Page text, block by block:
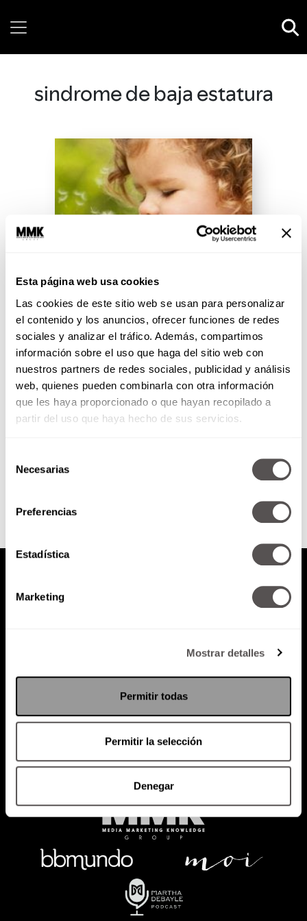
Esta página web usa cookies
Las cookies de este sitio web se usan para personalizar
el contenido y los anuncios, ofrecer funciones de redes
sociales y analizar el tráfico. Además, compartimos
información sobre el uso que haga del sitio web con
nuestros partners de redes sociales, publicidad y análisis
web, quienes pueden combinarla con otra información
que les haya proporcionado o que hayan recopilado a
partir del uso que haya hecho de sus servicios.
Necesarias
Preferencias
Estadística
Marketing
Mostrar detalles
Permitir todas
Permitir la selección
Denegar
sindrome de baja estatura
bbmundo: Todo sobre el
síndrome de Turner
Es un problema cromosómico
que afecta sólo a las niñas y que
además de caracterizarse por
baja estatura, también trae...
Política de Privacidad
PODCAST RADIO MARTHA EVENTOS
SACA TU ID